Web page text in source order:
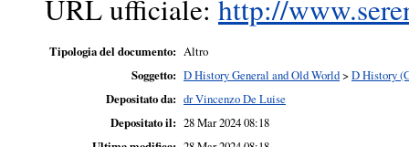
URL ufficiale: http://
Tipologia del documento: Altro
Soggetto: D History General and Old World> D History
Depositato da: dr Vincenzo De Luise
Depositato il: 28 Mar 2024 08:18